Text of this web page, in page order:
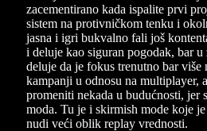
zacementirano kada ispalite prvi
sistem na protivničkom tenku i
jasna i igri bukvalno fali još
i deluje kao siguran pogodak, bar
deluje da je fokus trenutno bar
kampanji u odnosu na multiplayer,
promeniti nekada u budućnosti, jer
moda. Tu je i skirmish mode koje
nudi veći oblik replay vrednosti.